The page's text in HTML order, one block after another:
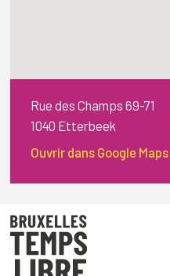
Rue des Champs 69-71
1040 Etterbeek
Ouvrir dans Google Maps